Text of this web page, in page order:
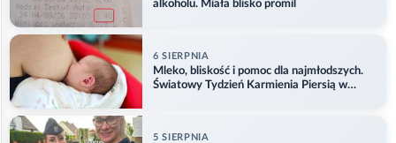
alkoholu. Miała blisko promil
6 SIERPNIA
Mleko, bliskość i pomoc dla najmłodszych.
Światowy Tydzień Karmienia Piersią w
5 SIERPNIA